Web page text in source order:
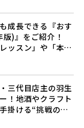
成長できる『おす
)』をご紹介！
ッスン」や「本格
い自分を見つけよ
三代目店主の羽生
！地酒やクラフト
掛ける“挑戦の歴